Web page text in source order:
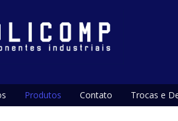
Produtos Contato Trocas e